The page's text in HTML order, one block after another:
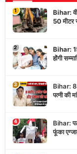
1
Bihar:
50 मीटर
2
Bihar: 15
होंगी
3
Bihar: 8
पत्नी की
4
Bihar:
फूंका